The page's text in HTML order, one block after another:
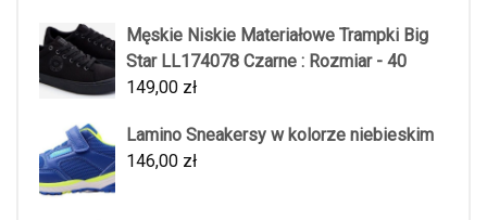
Męskie Niskie Materiałowe Trampki Big
Star LL174078 Czarne : Rozmiar - 40
149,00 zł
Lamino Sneakersy w kolorze niebieskim
146,00 zł